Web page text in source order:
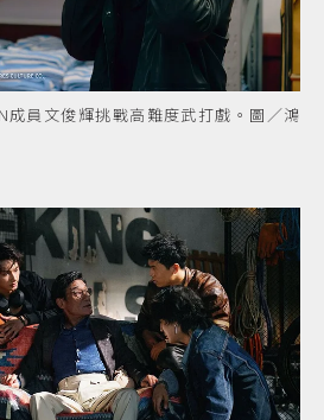
成員文俊輝挑戰高難度武打戲。圖／鴻